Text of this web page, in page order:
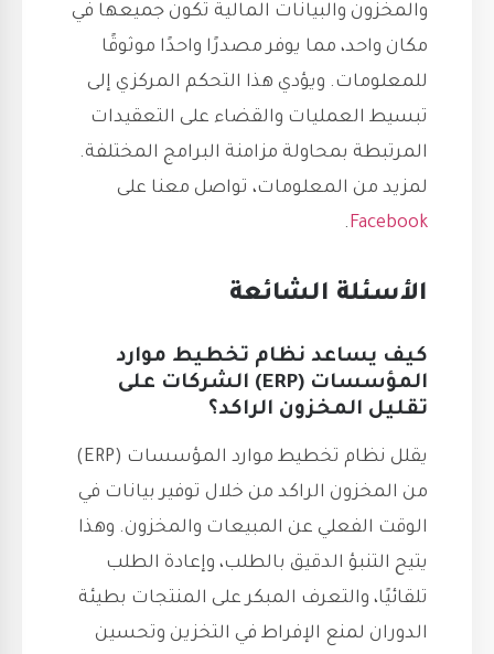
والمخزون والبيانات المالية تكون جميعها في
مكان واحد، مما يوفر مصدرًا واحدًا موثوقًا
للمعلومات. ويؤدي هذا التحكم المركزي إلى
تبسيط العمليات والقضاء على التعقيدات
المرتبطة بمحاولة مزامنة البرامج المختلفة.
لمزيد من المعلومات، تواصل معنا على
Facebook
.
الأسئلة الشائعة
كيف يساعد نظام تخطيط موارد
المؤسسات (ERP) الشركات على
تقليل المخزون الراكد؟
يقلل نظام تخطيط موارد المؤسسات (ERP)
من المخزون الراكد من خلال توفير بيانات في
الوقت الفعلي عن المبيعات والمخزون. وهذا
يتيح التنبؤ الدقيق بالطلب، وإعادة الطلب
تلقائيًا، والتعرف المبكر على المنتجات بطيئة
الدوران لمنع الإفراط في التخزين وتحسين